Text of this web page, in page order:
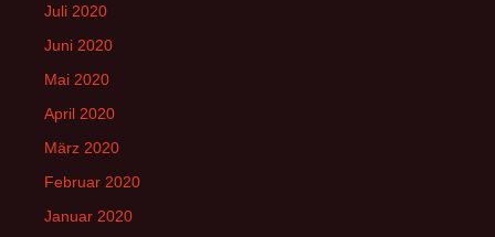
Juli 2020
Juni 2020
Mai 2020
April 2020
März 2020
Februar 2020
Januar 2020